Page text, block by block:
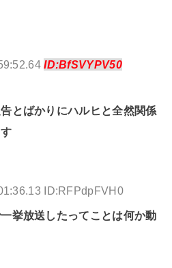
ID:BfSVYPV50
とばかりにハルヒと全然関係
ID:RFPdpFVH0
挙放送したってことは何か動